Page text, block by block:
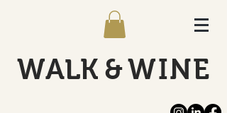
WALK & WINE